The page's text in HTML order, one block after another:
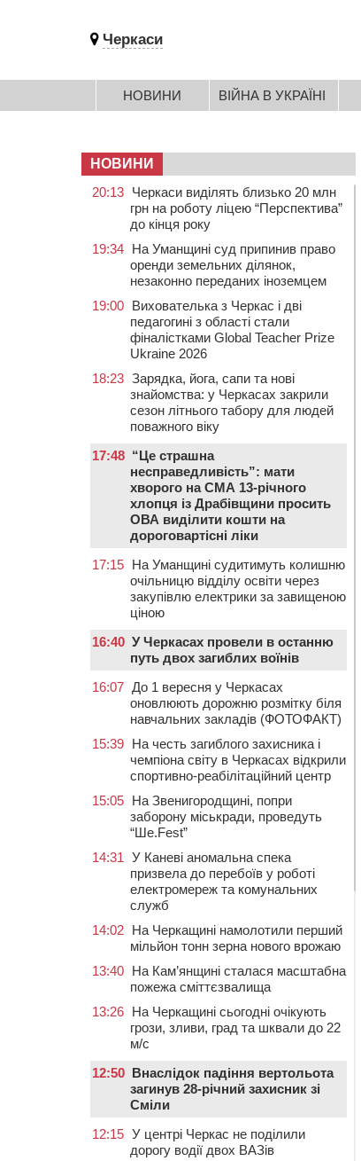
Черкаси
НОВИНИ ВІЙНА В УКРАЇНІ
НОВИНИ
20:13 Черкаси виділять близько 20 млн
грн на роботу ліцею “Перспектива”
до кінця року
19:34 На Уманщині суд припинив право
оренди земельних ділянок,
незаконно переданих іноземцем
19:00 Вихователька з Черкас і дві
педагогині з області стали
фіналістками Global Teacher Prize
Ukraine 2026
18:23 Зарядка, йога, сапи та нові
знайомства: у Черкасах закрили
сезон літнього табору для людей
поважного віку
17:48 “Це страшна
несправедливість”: мати
хворого на СМА 13-річного
хлопця із Драбівщини просить
ОВА виділити кошти на
дороговартісні ліки
17:15 На Уманщині судитимуть колишню
очільницю відділу освіти через
закупівлю електрики за завищеною
ціною
16:40 У Черкасах провели в останню
путь двох загиблих воїнів
16:07 До 1 вересня у Черкасах
оновлюють дорожню розмітку біля
навчальних закладів (ФОТОФАКТ)
15:39 На честь загиблого захисника і
чемпіона світу в Черкасах відкрили
спортивно-реабілітаційний центр
15:05 На Звенигородщині, попри
заборону міськради, проведуть
“Ше.Fest”
14:31 У Каневі аномальна спека
призвела до перебоїв у роботі
електромереж та комунальних
служб
14:02 На Черкащині намолотили перший
мільйон тонн зерна нового врожаю
13:40 На Кам’янщині сталася масштабна
пожежа сміттєзвалища
13:26 На Черкащині сьогодні очікують
грози, зливи, град та шквали до 22
м/с
12:50 Внаслідок падіння вертольота
загинув 28-річний захисник зі
Сміли
12:15 У центрі Черкас не поділили
дорогу водії двох ВАЗів